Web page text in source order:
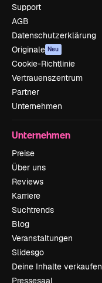
Support
AGB
Datenschutzerklärung
Originale Neu
Cookie-Richtlinie
Vertrauenszentrum
Partner
Unternehmen
Unternehmen
Preise
Über uns
Reviews
Karriere
Suchtrends
Blog
Veranstaltungen
Slidesgo
Deine Inhalte verkaufen
Pressesaal